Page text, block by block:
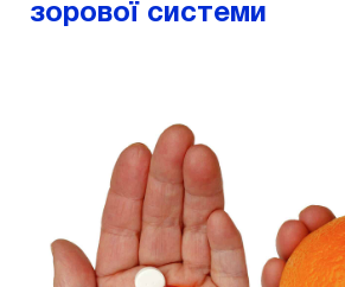
зорової системи